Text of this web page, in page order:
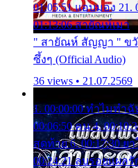
01:05:51 แอบมอง
01:13:06 สายัณห์เมา
" สายัณห์ สัญญา " ขวั
ซึ้งๆ (Official Audio)
36 views • 21.07.2569
1. 00:00:00 ทำไมทำ
00:06:50 คน 4.
สุดท้าย 6. 00:17:30 ย
00:24:21 ลบรอยแผล